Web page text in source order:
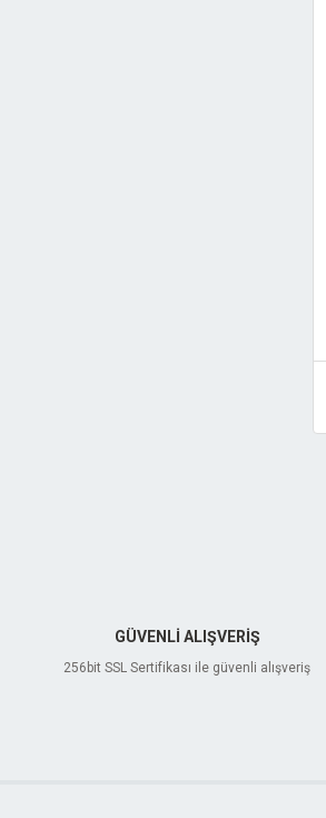
GÜVENLİ ALIŞVERİŞ
256bit SSL Sertifikası ile güvenli alışveriş